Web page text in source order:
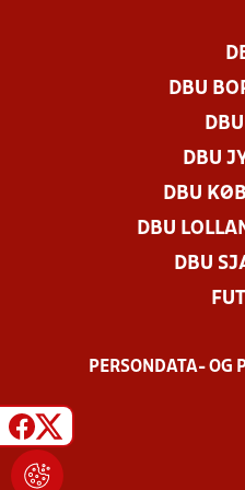
DBU
DBU
DBU
DBU
DBU
PERSONDATA- OG